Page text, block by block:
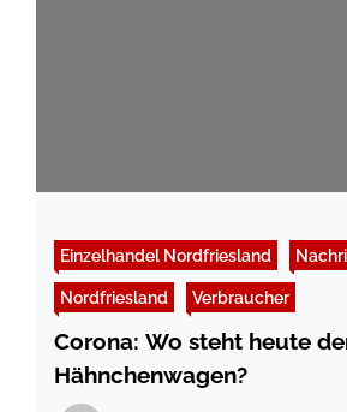
Einzelhandel Nordfriesland
Nordfriesland Verbraucher
Corona: Wo steht heute
Hähnchenwagen?